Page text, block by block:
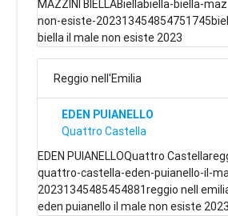
MAZZINI BIELLABiellabiella-biella-
non-esiste-
biella il male non esiste 2023
Reggio nell'Emilia
EDEN PUIANELLO
Quattro Castella
EDEN PUIANELLOQuattro
quattro-castella-eden-puianello-il-
20231345485454881reggio nell
eden puianello il male non esiste 2023